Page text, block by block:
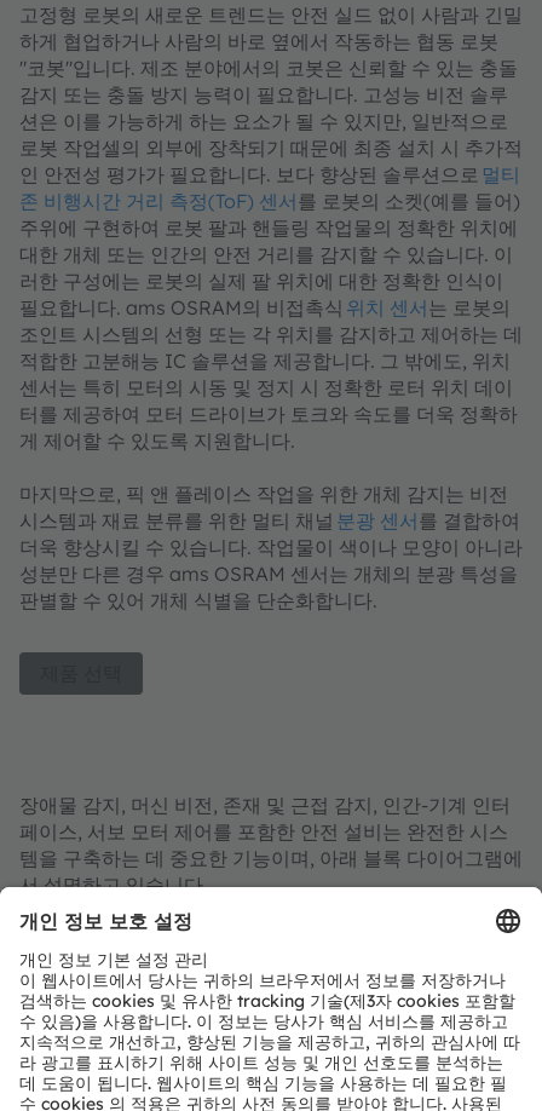
고정형 로봇의 새로운 트렌드는 안전 실드 없이 사람과 긴밀
하게 협업하거나 사람의 바로 옆에서 작동하는 협동 로봇
"코봇"입니다. 제조 분야에서의 코봇은 신뢰할 수 있는 충돌
감지 또는 충돌 방지 능력이 필요합니다. 고성능 비전 솔루
션은 이를 가능하게 하는 요소가 될 수 있지만, 일반적으로
로봇 작업셀의 외부에 장착되기 때문에 최종 설치 시 추가적
인 안전성 평가가 필요합니다. 보다 향상된 솔루션으로 멀티
존 비행시간 거리 측정(ToF) 센서를 로봇의 소켓(예를 들어)
주위에 구현하여 로봇 팔과 핸들링 작업물의 정확한 위치에
대한 개체 또는 인간의 안전 거리를 감지할 수 있습니다. 이
러한 구성에는 로봇의 실제 팔 위치에 대한 정확한 인식이
필요합니다. ams OSRAM의 비접촉식 위치 센서는 로봇의
조인트 시스템의 선형 또는 각 위치를 감지하고 제어하는 데
적합한 고분해능 IC 솔루션을 제공합니다. 그 밖에도, 위치
센서는 특히 모터의 시동 및 정지 시 정확한 로터 위치 데이
터를 제공하여 모터 드라이브가 토크와 속도를 더욱 정확하
게 제어할 수 있도록 지원합니다.
마지막으로, 픽 앤 플레이스 작업을 위한 개체 감지는 비전
시스템과 재료 분류를 위한 멀티 채널 분광 센서를 결합하여
더욱 향상시킬 수 있습니다. 작업물이 색이나 모양이 아니라
성분만 다른 경우 ams OSRAM 센서는 개체의 분광 특성을
판별할 수 있어 개체 식별을 단순화합니다.
장애물 감지, 머신 비전, 존재 및 근접 감지, 인간-기계 인터
페이스, 서보 모터 제어를 포함한 안전 설비는 완전한 시스
템을 구축하는 데 중요한 기능이며, 아래 블록 다이어그램에
서 설명하고 있습니다.
Safety Installations
Obstacle Detection
Human-Machine-Interface (HMI)
Status LED
Color or Multi-Color
Optical force detection
Optical front end Analog Front End
Servo Motor Control
Position Sensor
Machine Vision (2D or 3D)
LED Laser
System Controller
(Tool Controls)
Machine
Vision
Material
Processing
Projection Ambient Light
Sensor
Safety Controller (Presence, Force, Collision)
Driver
Presence & Proximity Detection
LED Laser
Driver
Photodetector
Dot-Projector
Eviyos
Structured light
projection:
Capacitive Sensor
Image sensor